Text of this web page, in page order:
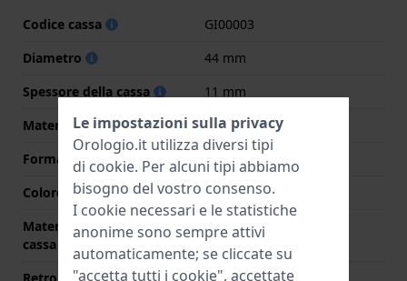
Codice cassa
GI00003
Diametro
44 mm
Spessore della cassa
11 mm
Materiale cassa
Acciaio inox
Forma della cassa
Rotondo
Colore della cassa
Argento
Materiale del retro della
cassa
Acciaio inox
Le impostazioni sulla privacy
Orologio.it utilizza diversi tipi
di cookie. Per alcuni tipi abbiamo
bisogno del vostro consenso.
I cookie necessari e le statistiche
anonime sono sempre attivi
automaticamente; se cliccate su
"accetta tutti i cookie", accettate